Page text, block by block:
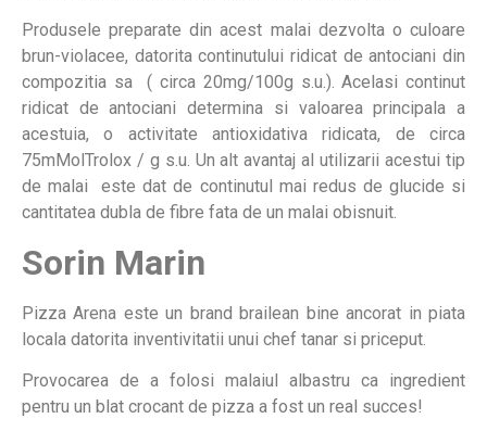
Produsele preparate din acest malai dezvolta o culoare
brun-violacee, datorita continutului ridicat de antociani din
compozitia sa ( circa 20mg/100g s.u.). Acelasi continut
ridicat de antociani determina si valoarea principala a
acestuia, o activitate antioxidativa ridicata, de circa
75mMolTrolox / g s.u. Un alt avantaj al utilizarii acestui tip
de malai este dat de continutul mai redus de glucide si
cantitatea dubla de fibre fata de un malai obisnuit.
Sorin Marin
Pizza Arena este un brand brailean bine ancorat in piata
locala datorita inventivitatii unui chef tanar si priceput.
Provocarea de a folosi malaiul albastru ca ingredient
pentru un blat crocant de pizza a fost un real succes!